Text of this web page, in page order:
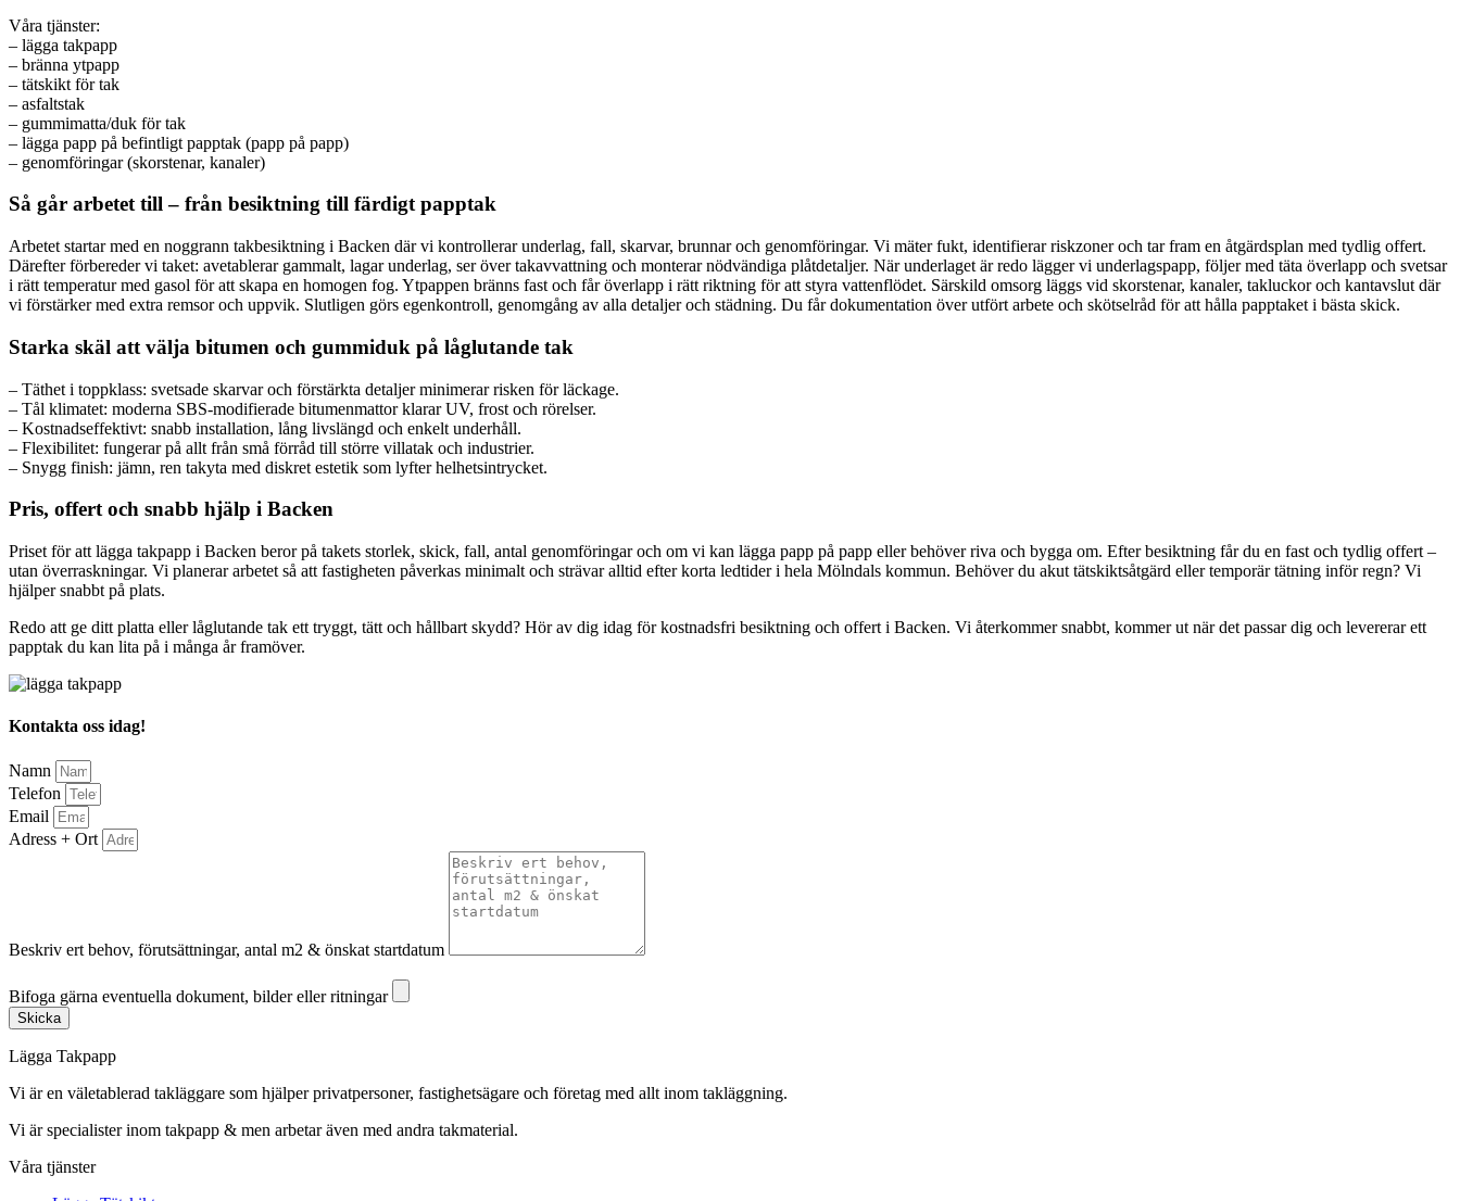
Våra tjänster:
– lägga takpapp
– bränna ytpapp
– tätskikt för tak
– asfaltstak
– gummimatta/duk för tak
– lägga papp på befintligt papptak (papp på papp)
– genomföringar (skorstenar, kanaler)
Så går arbetet till – från besiktning till färdigt papptak
Arbetet startar med en noggrann takbesiktning i Backen där vi kontrollerar underlag, fall, skarvar, brunnar och genomföringar. Vi mäter fukt, identifierar riskzoner och tar fram en åtgärdsplan med tydlig offert.
Därefter förbereder vi taket: avetablerar gammalt, lagar underlag, ser över takavvattning och monterar nödvändiga plåtdetaljer. När underlaget är redo lägger vi underlagspapp, följer med täta överlapp och svetsar
i rätt temperatur med gasol för att skapa en homogen fog. Ytpappen bränns fast och får överlapp i rätt riktning för att styra vattenflödet. Särskild omsorg läggs vid skorstenar, kanaler, takluckor och kantavslut där
vi förstärker med extra remsor och uppvik. Slutligen görs egenkontroll, genomgång av alla detaljer och städning. Du får dokumentation över utfört arbete och skötselråd för att hålla papptaket i bästa skick.
Starka skäl att välja bitumen och gummiduk på låglutande tak
– Täthet i toppklass: svetsade skarvar och förstärkta detaljer minimerar risken för läckage.
– Tål klimatet: moderna SBS-modifierade bitumenmattor klarar UV, frost och rörelser.
– Kostnadseffektivt: snabb installation, lång livslängd och enkelt underhåll.
– Flexibilitet: fungerar på allt från små förråd till större villatak och industrier.
– Snygg finish: jämn, ren takyta med diskret estetik som lyfter helhetsintrycket.
Pris, offert och snabb hjälp i Backen
Priset för att lägga takpapp i Backen beror på takets storlek, skick, fall, antal genomföringar och om vi kan lägga papp på papp eller behöver riva och bygga om. Efter besiktning får du en fast och tydlig offert –
utan överraskningar. Vi planerar arbetet så att fastigheten påverkas minimalt och strävar alltid efter korta ledtider i hela Mölndals kommun. Behöver du akut tätskiktsåtgärd eller temporär tätning inför regn? Vi
hjälper snabbt på plats.
Redo att ge ditt platta eller låglutande tak ett tryggt, tätt och hållbart skydd? Hör av dig idag för kostnadsfri besiktning och offert i Backen. Vi återkommer snabbt, kommer ut när det passar dig och levererar ett
papptak du kan lita på i många år framöver.
Kontakta oss idag!
Namn
Telefon
Email
Adress + Ort
Beskriv ert behov, förutsättningar, antal m2 & önskat startdatum
Bifoga gärna eventuella dokument, bilder eller ritningar
Skicka
Lägga Takpapp
Vi är en väletablerad takläggare som hjälper privatpersoner, fastighetsägare och företag med allt inom takläggning.
Vi är specialister inom takpapp & men arbetar även med andra takmaterial.
Våra tjänster